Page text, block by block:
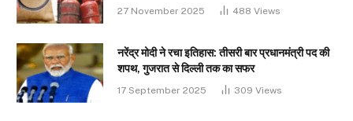
27 November 2025 488 Views
नरेंद्र मोदी ने रचा इतिहास: तीसरी बार प्रधानमंत्री पद की
शपथ, गुजरात से दिल्ली तक का सफर
17 September 2025 309 Views